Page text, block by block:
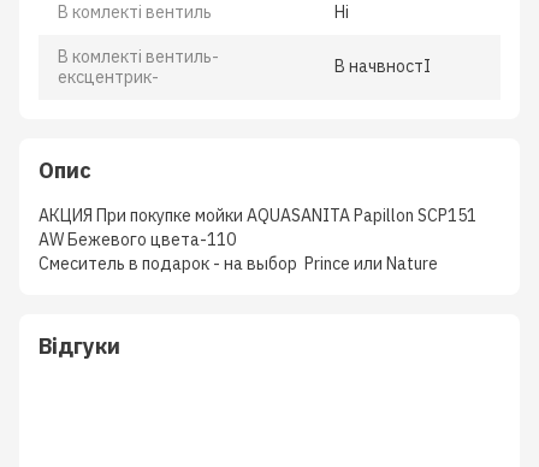
В комлектi вентиль Нi
В комлектi вентиль-
ексцентрик-
В начвностI
Опис
АКЦИЯ При покупке мойки AQUASANITA Papillon SCP151
AW Бежевого цвета-110
Смеситель в подарок - на выбор Prince или Nature
Відгуки